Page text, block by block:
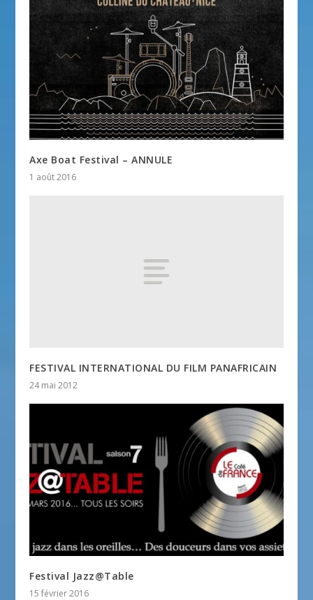
Axe Boat Festival – ANNULE
1 août 2016
FESTIVAL INTERNATIONAL DU FILM PANAFRICAIN
24 mai 2012
Festival Jazz@Table
15 février 2016